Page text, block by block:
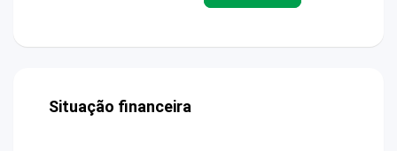
Situação financeira